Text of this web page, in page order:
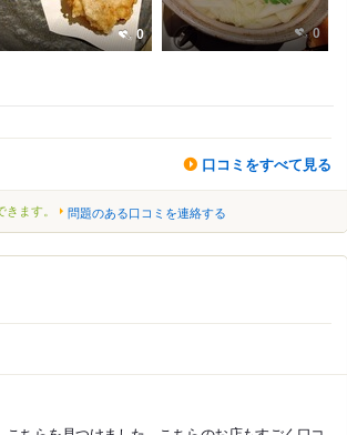
0 0
口コミをすべて見る
ます。 問題のある口コミを連絡する